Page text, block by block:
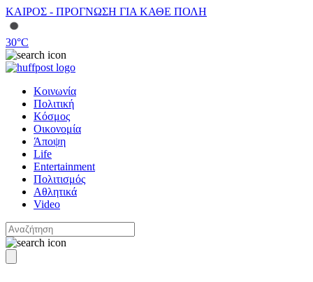
ΚΑΙΡΟΣ - ΠΡΟΓΝΩΣΗ ΓΙΑ ΚΑΘΕ ΠΟΛΗ
30°C
Κοινωνία
Πολιτική
Κόσμος
Οικονομία
Άποψη
Life
Entertainment
Πολιτισμός
Αθλητικά
Video